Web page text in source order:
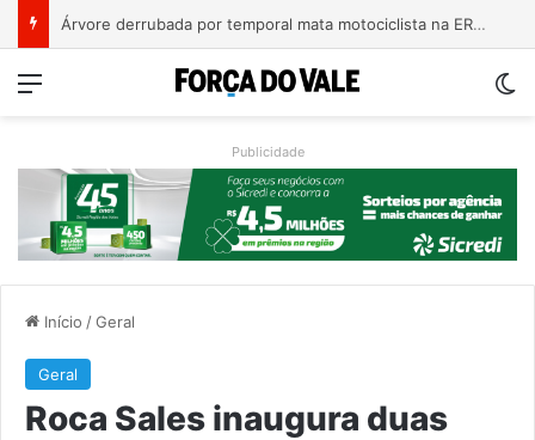
Bebê de um mês se engasga e é socorrido por bombeiros em Teutônia
Menu
Publicidade
Início /Geral
Geral
Roca Sales inaugura duas